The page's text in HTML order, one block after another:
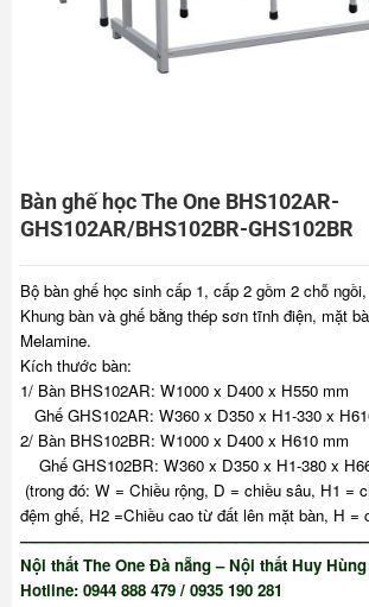
Bàn ghế học The One BHS102AR-
GHS102AR/BHS102BR-GHS102BR
Bộ bàn ghế học sinh cấp 1, cấp 2 gồm 2 chỗ
Khung bàn và ghế bằng thép sơn tĩnh điện, mặt
Melamine.
Kích thước bàn:
1/ Bàn BHS102AR: W1000 x D400 x H550 mm
Ghế GHS102AR: W360 x D350 x H1-330 x
2/ Bàn BHS102BR: W1000 x D400 x H610 mm
Ghế GHS102BR: W360 x D350 x H1-380 x
(trong đó: W = Chiều rộng, D = chiều sâu, H1 =
đệm ghế, H2 =Chiều cao từ đất lên mặt bàn, H =
Nội thất The One Đà nẵng – Nội thất Huy
Hotline: 0944 888 479 / 0935 190 281